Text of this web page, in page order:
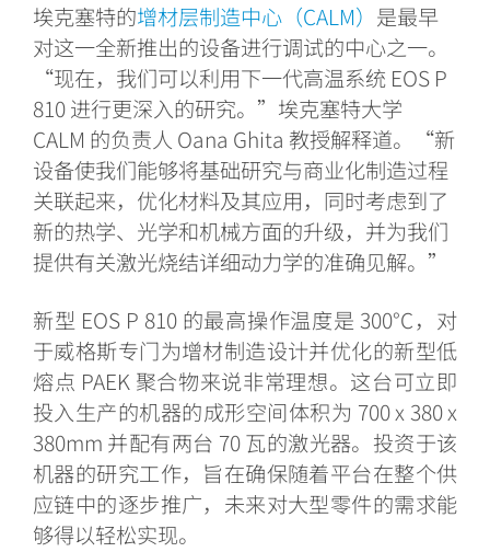
埃克塞特的增材层制造中心（CALM） 是最早
对这一全新推出的设备进行调试的中心之一。
“现在，我们可以利用下一代高温系统 EOS P
810 进行更深入的研究。”埃克塞特大学
CALM 的负责人 Oana Ghita 教授解释道。“新
设备使我们能够将基础研究与商业化制造过程
关联起来，优化材料及其应用，同时考虑到了
新的热学、光学和机械方面的升级，并为我们
提供有关激光烧结详细动力学的准确见解。”
新型 EOS P 810 的最高操作温度是 300°C，对
于威格斯专门为增材制造设计并优化的新型低
熔点 PAEK 聚合物来说非常理想。这台可立即
投入生产的机器的成形空间体积为 700 x 380 x
380mm 并配有两台 70 瓦的激光器。投资于该
机器的研究工作，旨在确保随着平台在整个供
应链中的逐步推广，未来对大型零件的需求能
够得以轻松实现。